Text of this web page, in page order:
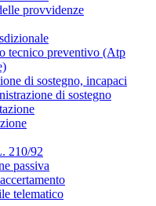
provvidenze
tecnico preventivo (Atp
di sostegno, incapaci
di sostegno
210/92
passiva
telematico